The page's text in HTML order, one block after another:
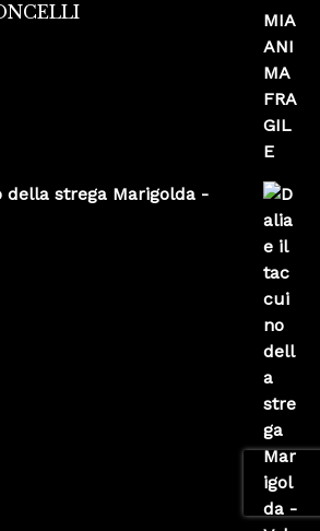
della strega Marigolda -